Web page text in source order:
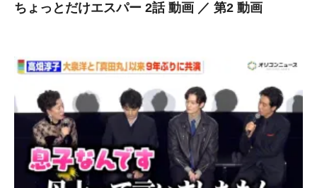
ちょっとだけエスパー 2話 動画 ／ 第2 動画